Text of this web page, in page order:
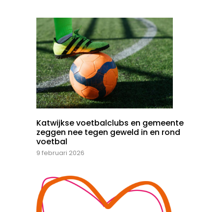
Katwijkse voetbalclubs en gemeente
zeggen nee tegen geweld in en rond
voetbal
9 februari 2026